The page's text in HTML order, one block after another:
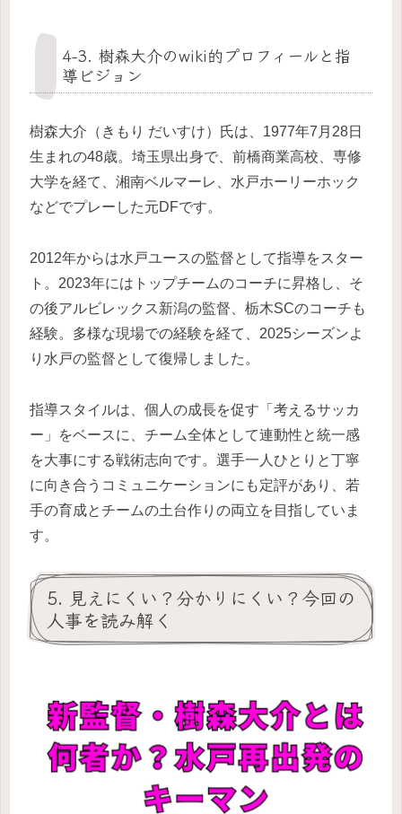
4-3. 樹森大介のwiki的プロフィールと指
導ビジョン
樹森大介（きもり だいすけ）氏は、1977年7月28日
生まれの48歳。埼玉県出身で、前橋商業高校、専修
大学を経て、湘南ベルマーレ、水戸ホーリーホック
などでプレーした元DFです。
2012年からは水戸ユースの監督として指導をスター
ト。2023年にはトップチームのコーチに昇格し、そ
の後アルビレックス新潟の監督、栃木SCのコーチも
経験。多様な現場での経験を経て、2025シーズンよ
り水戸の監督として復帰しました。
指導スタイルは、個人の成長を促す「考えるサッカ
ー」をベースに、チーム全体として連動性と統一感
を大事にする戦術志向です。選手一人ひとりと丁寧
に向き合うコミュニケーションにも定評があり、若
手の育成とチームの土台作りの両立を目指していま
す。
5. 見えにくい？分かりにくい？今回の
人事を読み解く